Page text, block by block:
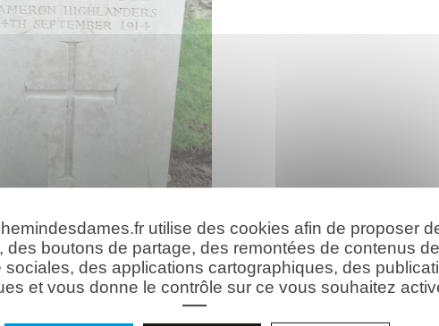
utilise des cookies afin de proposer
des boutons de partage, des remontées de contenus de
sociales, des applications cartographiques, des
et vous donne le contrôle sur ce vous souhaitez